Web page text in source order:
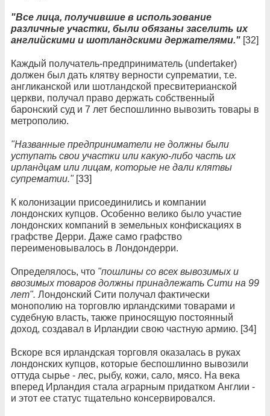
"Все лица, получившие в использование
различные участки, были обязаны заселить их
английскими и шотландскими держателями." [32]
Каждый получатель-​предприниматель (undertaker)
должен был дать клятву верности супрематии, т.е.
англиканской или шотландской пресвитерианской
церкви, получал право держать собственный
баронский суд и 7 лет беспошлинно вывозить товары в
метрополию.
"Названные предприниматели не должны были
уступать свои участки или какую-​либо часть их
ирландцам или лицам, которые не дали клятвы
супрематии."[33]
К колонизации присоединились и компании
лондонских купцов. Особенно велико было участие
лондонских компаний в земельных конфискациях в
графстве Дерри. Даже само графство
переименовывалось в Лондондерри.
Определялось, что "пошлины со всех вывозимых и
ввозимых товаров должны принадлежать Сити на 99
лет". Лондонский Сити получал фактически
монополию на торговлю ирландcкими товарами и
судебную власть, также приносящую постоянный
доход, создавал в Ирландии свою частную армию. [34]
Вскоре вся ирландская торговля оказалась в руках
лондонских купцов, которые беспошлинно вывозили
оттуда сырье - лес, рыбу, кожи, сало, мясо. На века
вперед Ирландия стала аграрным придатком Англии -
и этот ее статус тщательно консервировался.